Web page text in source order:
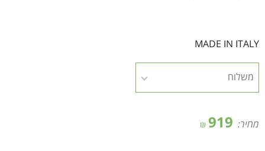
MADE IN ITALY
מחיר: 919
₪